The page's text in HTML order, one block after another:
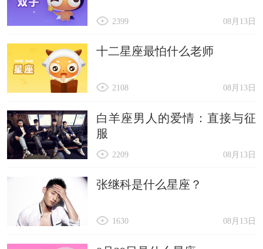
08月13日
2399
十二星座最怕什么老师
08月13日
2108
白羊座男人的爱情：直接与征
服
08月13日
2209
张继科是什么星座？
08月13日
1630